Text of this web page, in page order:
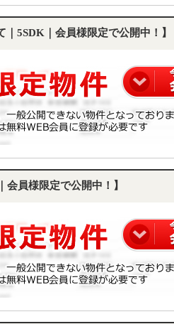
5SDK｜会員様限定で公開中！】
会員様限定で公開中！】